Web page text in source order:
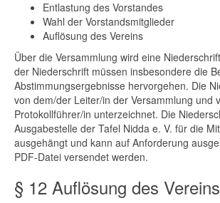
Entlastung des Vorstandes
Wahl der Vorstandsmitglieder
Auflösung des Vereins
Über die Versammlung wird eine
der Niederschrift müssen insbesondere die
Abstimmungsergebnisse hervorgehen. Die
von dem/der Leiter/in der Versammlung und
Protokollführer/in unterzeichnet. Die
Ausgabestelle der Tafel Nidda e. V. für die
ausgehängt und kann auf Anforderung
PDF-Datei versendet werden.
§ 12 Auflösung des Vereins